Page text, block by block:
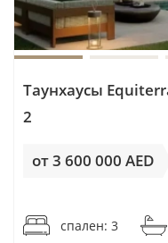
Realty One
Reef Luxury
Revi Development
Rijas ACES Property
Roya Developer
Таунхаусы
2
от 3 600 000 AED
спален: 3